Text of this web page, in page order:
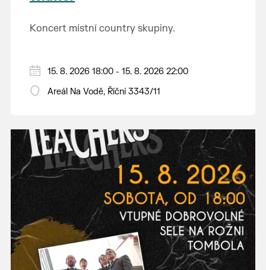
Koncert místní country skupiny.
15. 8. 2026 18:00 - 15. 8. 2026 22:00
Areál Na Vodě, Říční 3343/11